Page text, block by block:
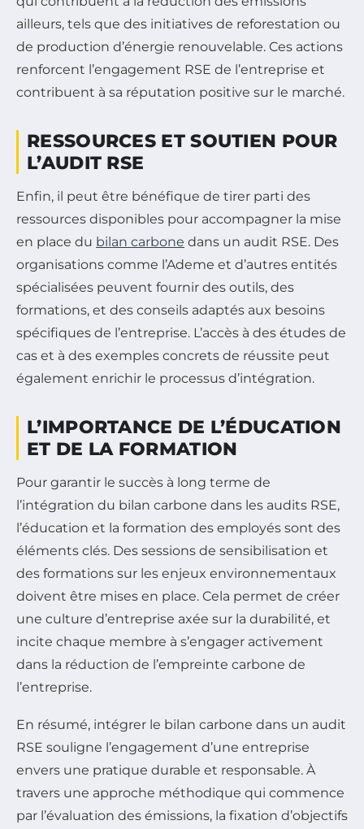
ailleurs, tels que des initiatives de reforestation ou
de production d’énergie renouvelable. Ces actions
renforcent l’engagement RSE de l’entreprise et
contribuent à sa réputation positive sur le marché.
RESSOURCES ET SOUTIEN POUR
L’AUDIT RSE
Enfin, il peut être bénéfique de tirer parti des
ressources disponibles pour accompagner la mise
en place du bilan carbone dans un audit RSE. Des
organisations comme l’Ademe et d’autres entités
spécialisées peuvent fournir des outils, des
formations, et des conseils adaptés aux besoins
spécifiques de l’entreprise. L’accès à des études de
cas et à des exemples concrets de réussite peut
également enrichir le processus d’intégration.
L’IMPORTANCE DE L’ÉDUCATION
ET DE LA FORMATION
Pour garantir le succès à long terme de
l’intégration du bilan carbone dans les audits RSE,
l’éducation et la formation des employés sont des
éléments clés. Des sessions de sensibilisation et
des formations sur les enjeux environnementaux
doivent être mises en place. Cela permet de créer
une culture d’entreprise axée sur la durabilité, et
incite chaque membre à s’engager activement
dans la réduction de l’empreinte carbone de
l’entreprise.
En résumé, intégrer le bilan carbone dans un audit
RSE souligne l’engagement d’une entreprise
envers une pratique durable et responsable. À
travers une approche méthodique qui commence
par l’évaluation des émissions, la fixation d’objectifs